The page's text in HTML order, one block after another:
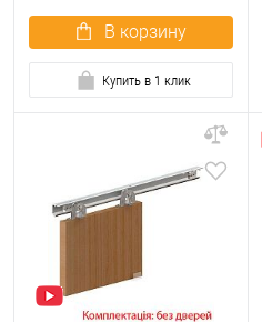
В корзину
Купить в 1 клик